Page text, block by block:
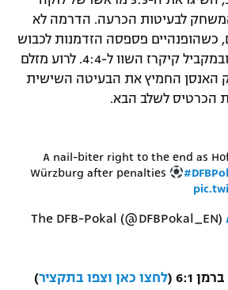
לבעיטות הכרעה. הדרמה לא
כשהופנהיים פספסה הזדמנות לכבוש
את הפנדל המכריע, ובמקביל קיקרז השוו ל-4:4. לרוע מזלם
האנסן החמיץ את הבעיטה השישית
הכרטיס לשלב הבא.
A nail-biter right to the end as
Würzburg after penalties
6:1 ( לחצו כאן וצפו בתקציר)